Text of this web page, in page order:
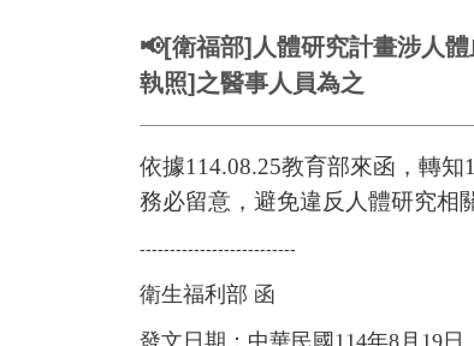
📢[衛福部]人體研究計畫涉人
執照]之醫事人員為之
依據114.08.25教育部來函，轉知
務必留意，避免違反人體研究相
--------------------------
衛生福利部 函